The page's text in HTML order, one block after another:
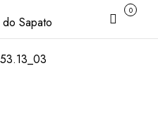
Carrinho
0